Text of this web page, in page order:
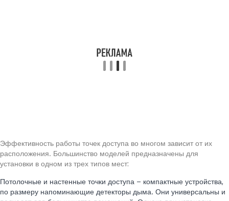
Эффективность работы точек доступа во многом зависит от их
расположения. Большинство моделей предназначены для
установки в одном из трех типов мест:
Потолочные и настенные точки доступа – компактные устройства,
по размеру напоминающие детекторы дыма. Они универсальны и